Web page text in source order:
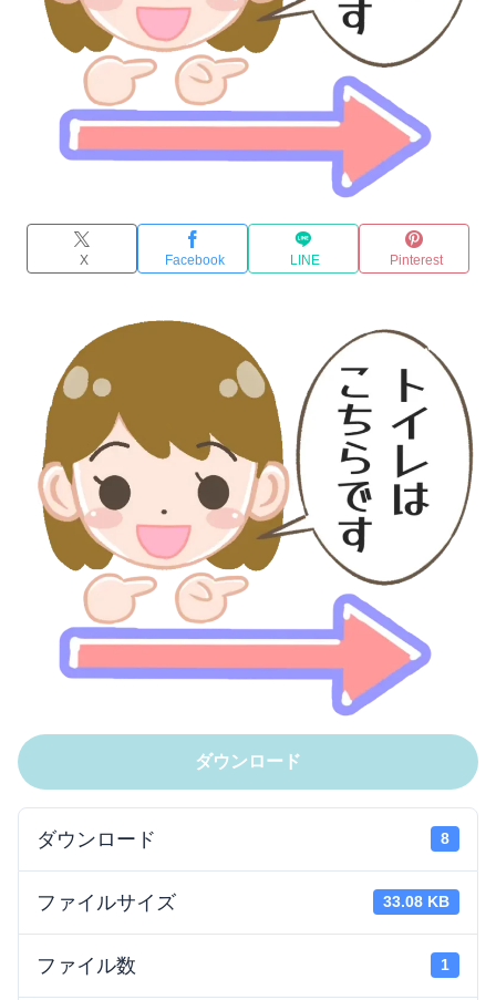
X Facebook LINE Pinterest
ダウンロード
ダウンロード 8
ファイルサイズ 33.08 KB
ファイル数 1